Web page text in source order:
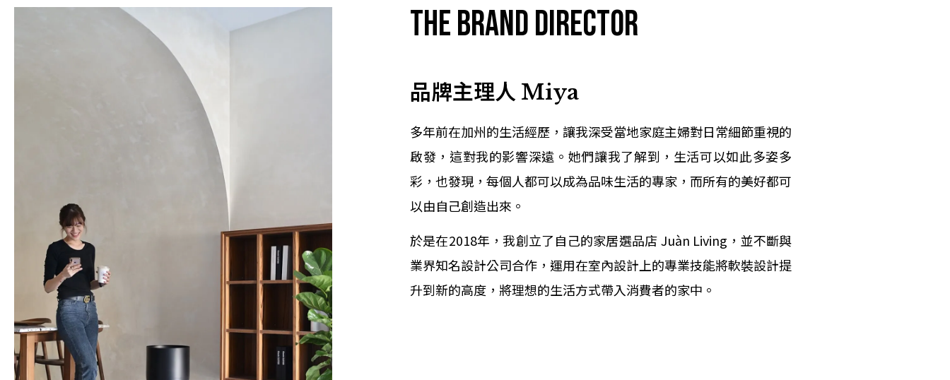
The Brand Director
品牌主理人 Miya
多年前在加州的生活經歷，讓我深受當地家庭主婦對日常細節重視的
啟發，這對我的影響深遠。她們讓我了解到，生活可以如此多姿多
彩，也發現，每個人都可以成為品味生活的專家，而所有的美好都可
以由自己創造出來。
於是在2018年，我創立了自己的家居選品店 Juàn Living，並不斷與
業界知名設計公司合作，運用在室內設計上的專業技能將軟裝設計提
升到新的高度，將理想的生活方式帶入消費者的家中。